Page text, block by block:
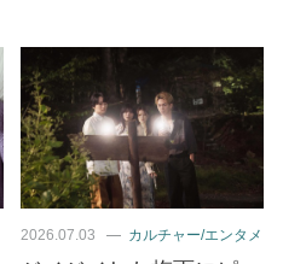
2026.07.03 カルチャー/エンタメ